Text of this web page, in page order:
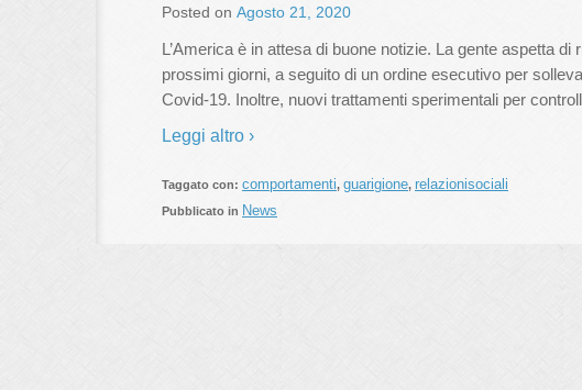
Posted on Agosto 21, 2020
L’America è in attesa di buone notizie. La gente aspetta
prossimi giorni, a seguito di un ordine esecutivo per
Covid-19. Inoltre, nuovi trattamenti sperimentali per
Leggi altro ›
Taggato con: comportamenti, guarigione, relazionisociali
Pubblicato in News